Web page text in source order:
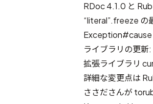
RDoc 4.1.0 と
“literal”.freeze の
ライブラリの更新
拡張ライブラリ
詳細な変更点は
ささださんが